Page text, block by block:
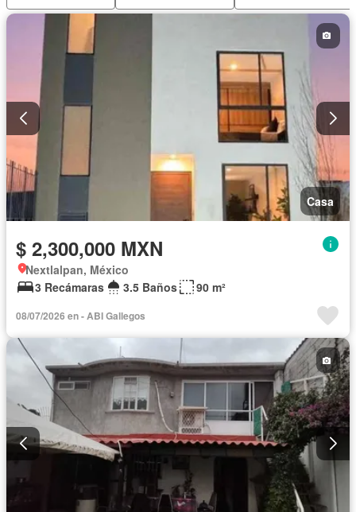
Casa
$ 2,300,000 MXN
Nextlalpan, México
3 Recámaras
3.5 Baños 90 m²
08/07/2026 en - ABI Gallegos